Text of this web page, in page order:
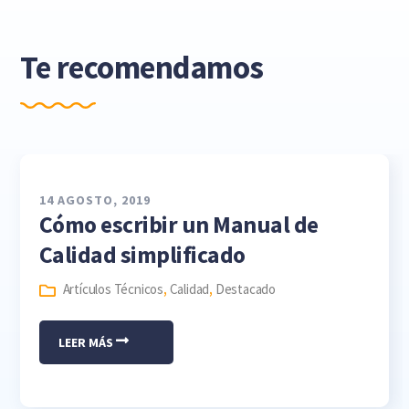
Te recomendamos
14 AGOSTO, 2019
Cómo escribir un Manual de
Calidad simplificado
Artículos Técnicos, Calidad, Destacado
LEER MÁS